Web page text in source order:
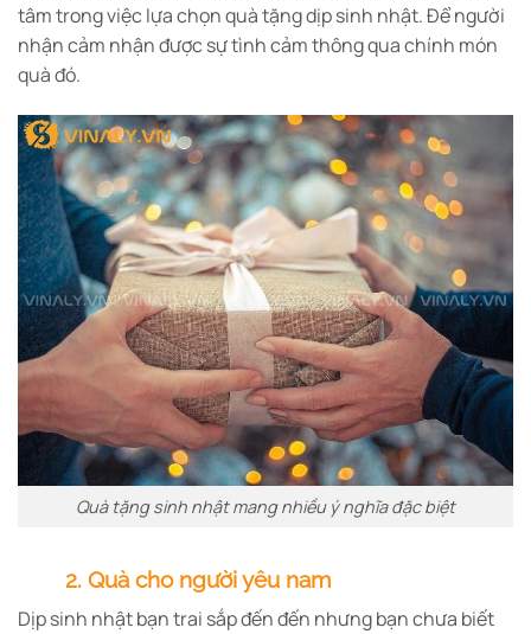
tâm trong việc lựa chọn quà tặng dịp sinh nhật. Để người
nhận cảm nhận được sự tình cảm thông qua chính món
quà đó.
Quà tặng sinh nhật mang nhiều ý nghĩa đặc biệt
2. Quà cho người yêu nam
Dịp sinh nhật bạn trai sắp đến đến nhưng bạn chưa biết